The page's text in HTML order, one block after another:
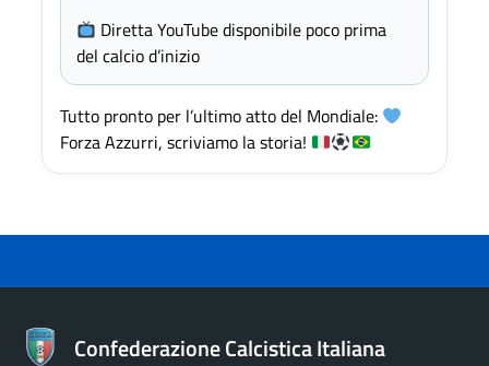
Diretta YouTube disponibile poco prima
del calcio d’inizio
Tutto pronto per l’ultimo atto del Mondiale:
Forza Azzurri, scriviamo la storia!
Confederazione Calcistica Italiana